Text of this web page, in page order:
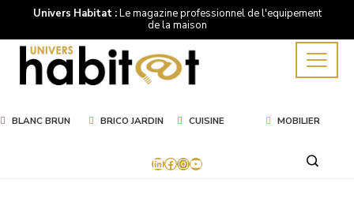
Univers Habitat :Le magazine professionnel de l'equipement
de la maison
BLANC BRUN BRICO JARDIN CUISINE MOBILIER
LinkedIn
Facebook
Instagram
YouTube